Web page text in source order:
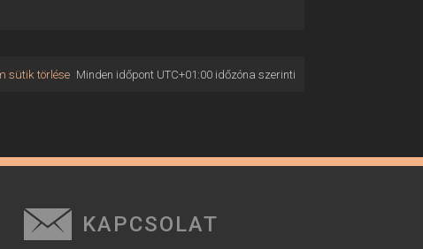
Minden időpont UTC+01:00időzóna szerinti
sütik törlése
KAPCSOLAT